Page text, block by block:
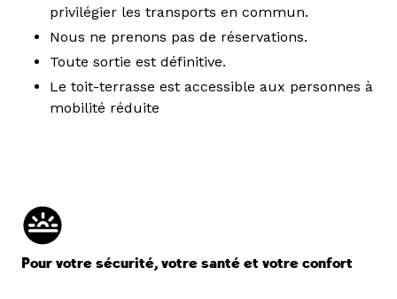
privilégier les transports en commun.
Nous ne prenons pas de réservations.
Toute sortie est définitive.
Le toit-terrasse est accessible aux personnes à
mobilité réduite
Pour votre sécurité, votre santé et votre confort